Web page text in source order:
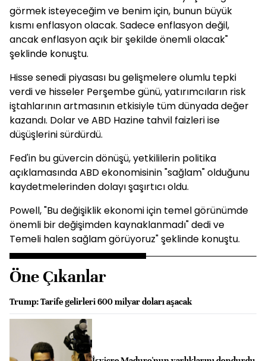
görmek isteyeceğim ve benim için, bunun büyük
kısmı enflasyon olacak. Sadece enflasyon değil,
ancak enflasyon açık bir şekilde önemli olacak"
şeklinde konuştu.
Hisse senedi piyasası bu gelişmelere olumlu tepki
verdi ve hisseler Perşembe günü, yatırımcıların risk
iştahlarının artmasının etkisiyle tüm dünyada değer
kazandı. Dolar ve ABD Hazine tahvil faizleri ise
düşüşlerini sürdürdü.
Fed'in bu güvercin dönüşü, yetkililerin politika
açıklamasında ABD ekonomisinin "sağlam" olduğunu
kaydetmelerinden dolayı şaşırtıcı oldu.
Powell, "Bu değişiklik ekonomi için temel görünümde
önemli bir değişimden kaynaklanmadı" dedi ve
Temeli halen sağlam görüyoruz" şeklinde konuştu.
Öne Çıkanlar
Trump: Tarife gelirleri 600 milyar doları aşacak